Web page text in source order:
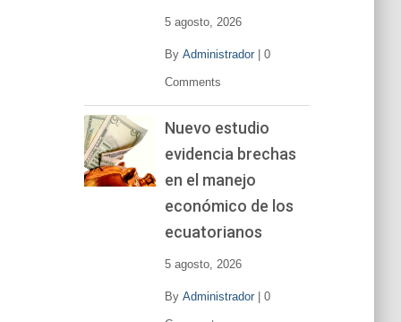
5 agosto, 2026
By Administrador| 0
Comments
Nuevo estudio
evidencia brechas
en el manejo
económico de los
ecuatorianos
5 agosto, 2026
By Administrador| 0